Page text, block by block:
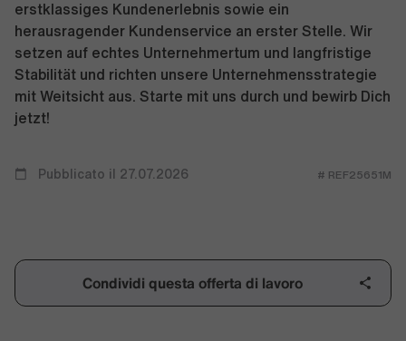
erstklassiges Kundenerlebnis sowie ein
herausragender Kundenservice an erster Stelle. Wir
setzen auf echtes Unternehmertum und langfristige
Stabilität und richten unsere Unternehmensstrategie
mit Weitsicht aus. Starte mit uns durch und bewirb Dich
jetzt!
Pubblicato il 27.07.2026 # REF25651M
Condividi questa offerta di lavoro